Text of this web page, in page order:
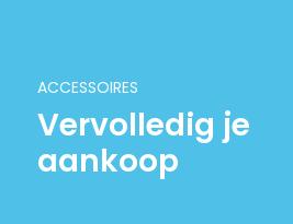
ACCESSOIRES
Vervolledig je
aankoop